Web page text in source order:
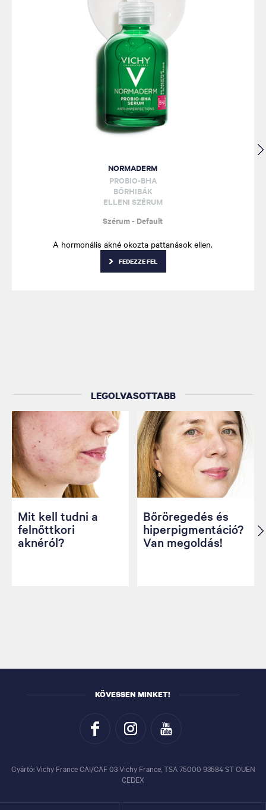
NORMADERM
PROBIO-BHA
BŐRHIBÁK
ELLENI SZÉRUM
Szérum - Default
A hormonális akné okozta pattanások ellen.
FEDEZZE FEL
LEGOLVASOTTABB
Mit kell tudni a
felnőttkori
aknéról?
Bőröregedés és
hiperpigmentáció?
Van megoldás!
KÖVESSEN MINKET!
Gyártó: Vichy France CAI/CAF 03 Vichy France, TSA 75000 93584 ST OUEN
CEDEX